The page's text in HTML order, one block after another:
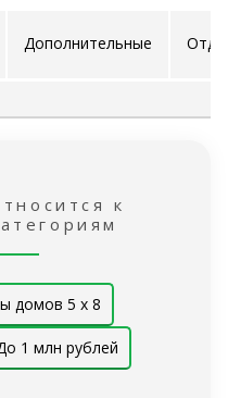
Дополнительные
к
домов 5 x 8
1 млн рублей